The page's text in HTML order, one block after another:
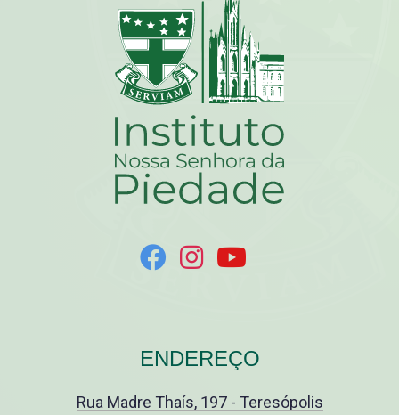
ENDEREÇO
Rua Madre Thaís, 197 - Teresópolis